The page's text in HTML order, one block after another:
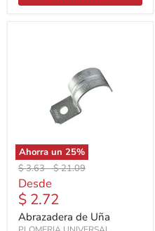
Ahorra un 25%
Precio
original
$ 3.63-Precio
$ 21.09
Desde
$ 2.72
Abrazadera de Uña